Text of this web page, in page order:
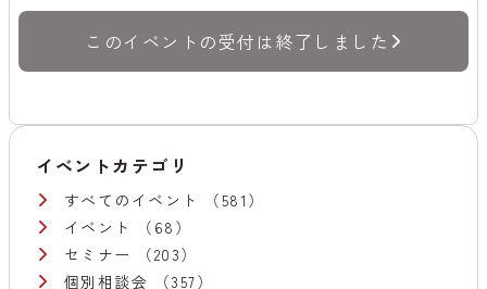
このイベントの受付は終了しました
イベントカテゴリ
すべてのイベント
（581）
イベント
（68）
セミナー
（203）
個別相談会
（357）